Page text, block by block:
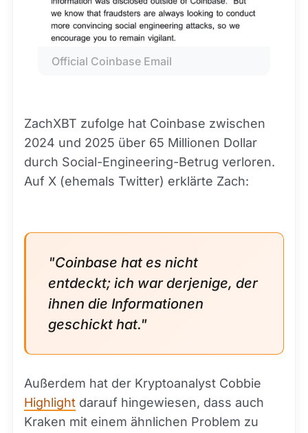
Official Coinbase Email
ZachXBT zufolge hat Coinbase zwischen
2024 und 2025 über 65 Millionen Dollar
durch Social-Engineering-Betrug verloren.
Auf X (ehemals Twitter) erklärte Zach:
"Coinbase hat es nicht
entdeckt; ich war derjenige, der
ihnen die Informationen
geschickt hat."
Außerdem hat der Kryptoanalyst Cobbie
Highlight darauf hingewiesen, dass auch
Kraken mit einem ähnlichen Problem zu